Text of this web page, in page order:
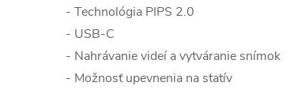
- Technológia PIPS 2.0
- USB-C
- Nahrávanie videí a vytváranie snímok
- Možnosť upevnenia na statív